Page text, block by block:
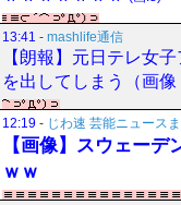
13:41 - mashlife通信
【朗報】元日テレ女
を出してしまう（画像
12:19 - じわ速 芸能ニュース
【画像】スウェー
ｗｗ